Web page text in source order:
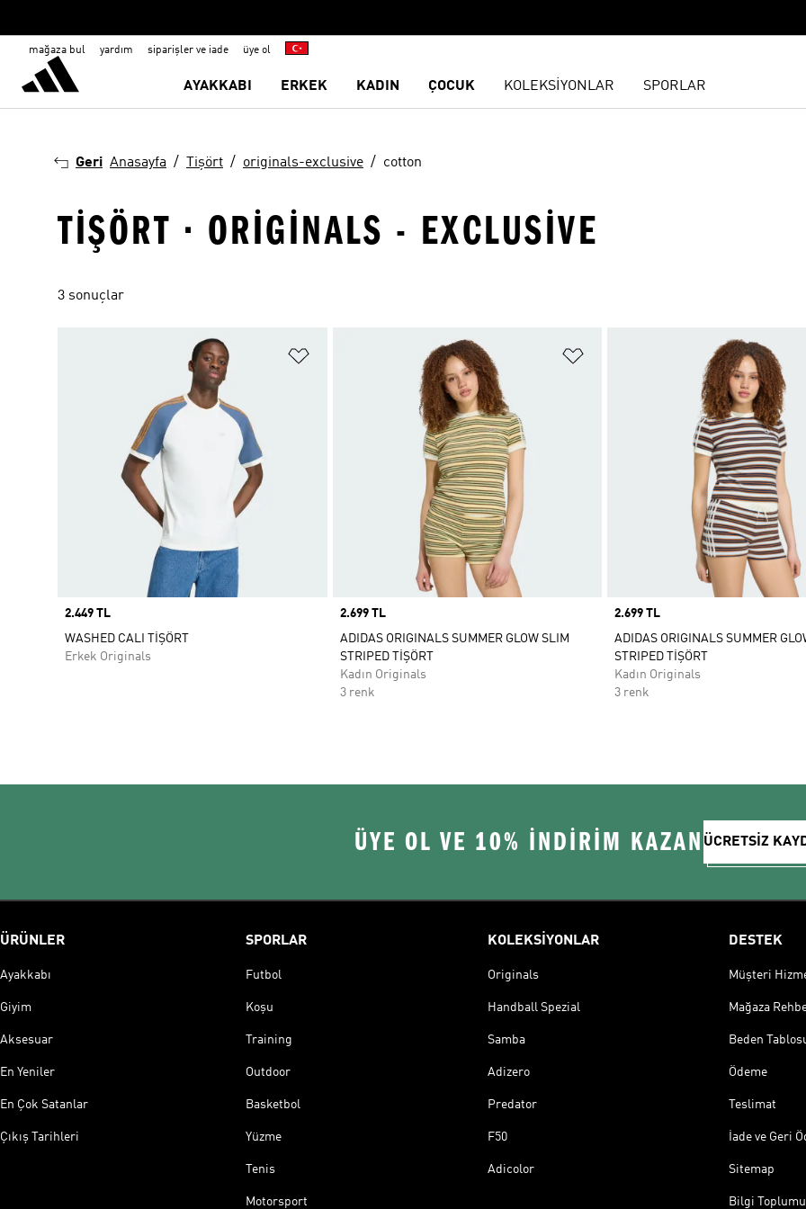
mağaza bul yardım siparişler ve iade üye ol
AYAKKABI ERKEK KADIN ÇOCUK KOLEKSİYONLAR SPORLAR
Geri Anasayfa Tişört originals-exclusive cotton
TIŞÖRT · ORIGINALS - EXCLUSIVE
3 sonuçlar
Favori Listesine Ekle
Price
2.449 TL
WASHED CALI TİŞÖRT
Erkek Originals
Favori Listesine Ekle
Price
2.699 TL
ADIDAS ORIGINALS SUMMER GLOW SLIM
STRIPED TİŞÖRT
Kadın Originals
3 renk
Price
2.699 TL
ADIDAS ORIGINALS SUMMER
STRIPED TİŞÖRT
Kadın Originals
3 renk
ÜYE OL VE 10% İNDİRİM KAZAN ÜCRETSİZ
ÜRÜNLER
Ayakkabı
Giyim
Aksesuar
En Yeniler
En Çok Satanlar
Çıkış Tarihleri
SPORLAR
Futbol
Koşu
Training
Outdoor
Basketbol
Yüzme
Tenis
Motorsport
KOLEKSİYONLAR
Originals
Handball Spezial
Samba
Adizero
Predator
F50
Adicolor
DESTEK
Müşteri
Mağaza
Beden
Ödeme
Teslimat
İade ve Geri
Sitemap
Bilgi